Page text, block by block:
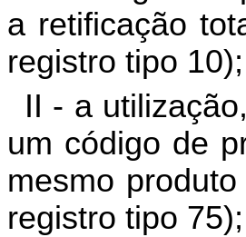
a retificação
registro tipo 10);
II - a
um código de
mesmo
registro tipo 75);